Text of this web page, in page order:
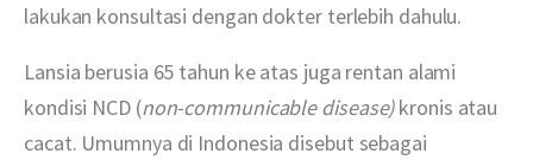
lakukan konsultasi dengan dokter terlebih dahulu.
Lansia berusia 65 tahun ke atas juga rentan alami
kondisi NCD (non-communicable disease) kronis atau
cacat. Umumnya di Indonesia disebut sebagai